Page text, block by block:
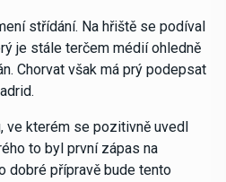
střídání. Na hřiště se podíval
je stále terčem médií ohledně
Chorvat však má prý podepsat
ve kterém se pozitivně uvedl
to byl první zápas na
dobré přípravě bude tento